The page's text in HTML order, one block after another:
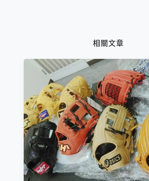
相關文章